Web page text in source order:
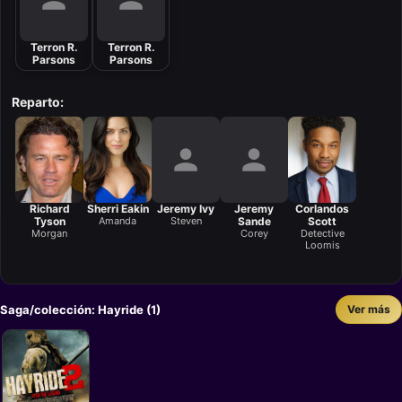
Terron R.
Parsons
Terron R.
Parsons
Reparto:
Richard
Tyson
Morgan
Sherri Eakin
Amanda
Jeremy Ivy
Steven
Jeremy
Sande
Corey
Corlandos
Scott
Detective
Loomis
Saga/colección: Hayride (1) Ver más